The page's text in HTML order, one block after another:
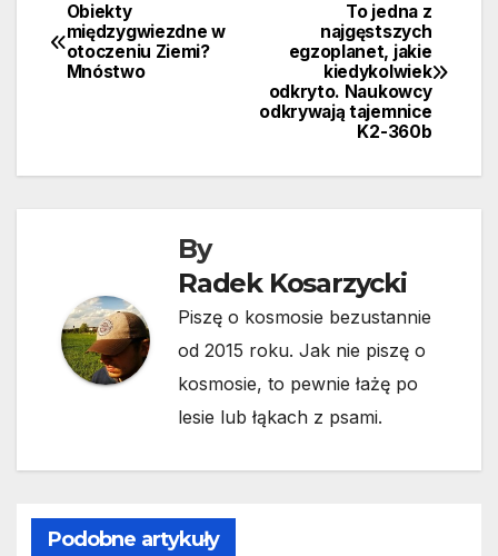
Nawigacja
wpisu
To jedna z
najgęstszych
egzoplanet, jakie
kiedykolwiek
odkryto. Naukowcy
odkrywają tajemnice
K2-360b
Obiekty
międzygwiezdne w
otoczeniu Ziemi?
Mnóstwo
By
Radek Kosarzycki
Piszę o kosmosie bezustannie
od 2015 roku. Jak nie piszę o
kosmosie, to pewnie łażę po
lesie lub łąkach z psami.
Podobne artykuły